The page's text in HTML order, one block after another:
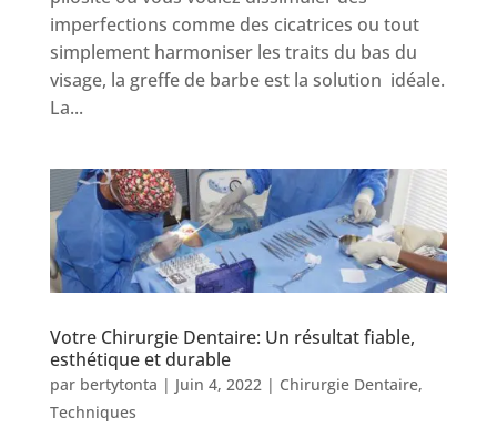
imperfections comme des cicatrices ou tout
simplement harmoniser les traits du bas du
visage, la greffe de barbe est la solution idéale.
La...
Votre Chirurgie Dentaire: Un résultat fiable,
esthétique et durable
par bertytonta | Juin 4, 2022| Chirurgie Dentaire,
Techniques